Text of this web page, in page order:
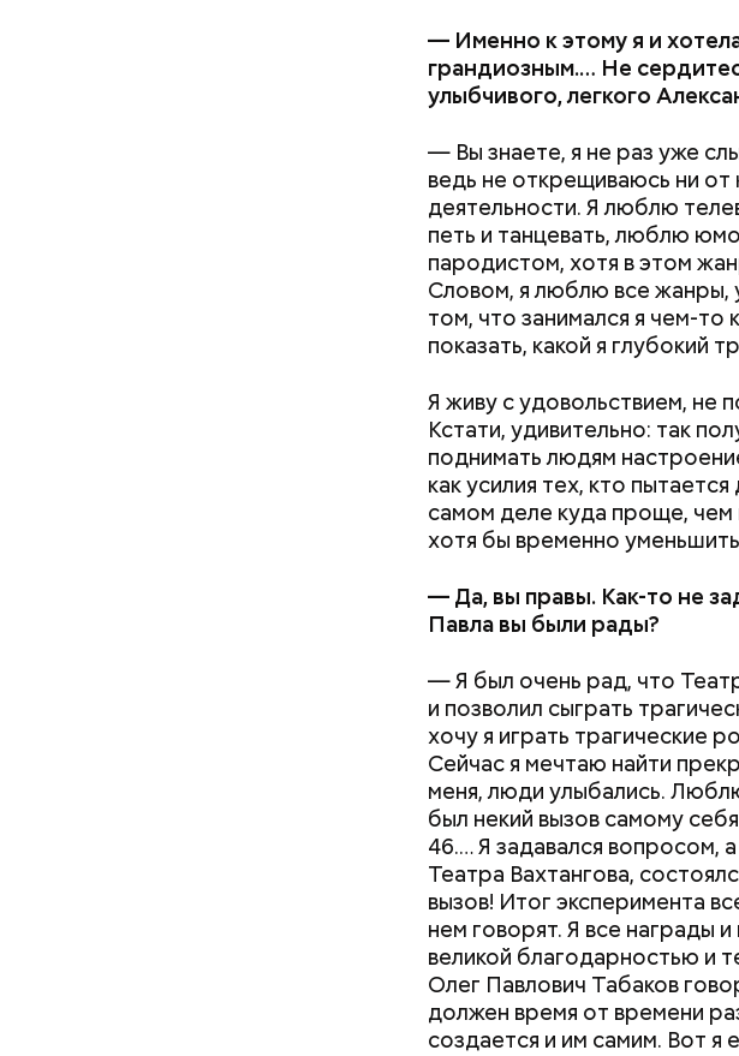
— Именно к этому я и
грандиозным.… Не
улыбчивого, легкого
— Вы знаете, я не раз уже
ведь не открещиваюсь ни
деятельности. Я люблю
петь и танцевать, люблю
пародистом, хотя в этом
Словом, я люблю все жанры,
том, что занимался я чем-то
показать, какой я глубокий
Я живу с удовольствием, не
Кстати, удивительно: так
поднимать людям
как усилия тех, кто
самом деле куда проще, чем
хотя бы временно
— Да, вы правы. Как-то не
Павла вы были рады?
— Я был очень рад, что
и позволил сыграть
хочу я играть трагические
Сейчас я мечтаю найти
меня, люди улыбались.
был некий вызов самому
46.… Я задавался вопросом,
Театра Вахтангова,
вызов! Итог эксперимента
нем говорят. Я все награды
великой благодарностью и
Олег Павлович Табаков
должен время от времени
создается и им самим. Вот я
не получить